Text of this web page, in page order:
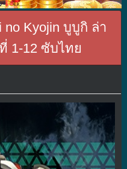
no Kyojin บูบูกิ ล่า
1-12 ซับไทย